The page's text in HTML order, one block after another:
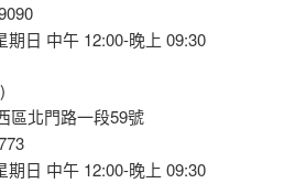
期日 中午 12:00-晚上 09:30
區北門路一段59號
期日 中午 12:00-晚上 09:30